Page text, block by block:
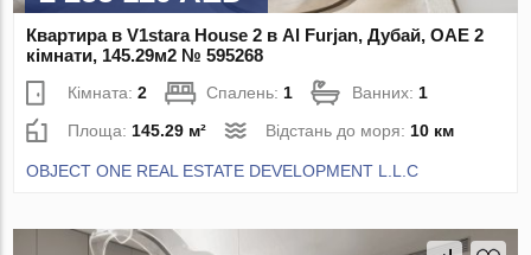
Квартира в V1stara House 2 в Al Furjan, Дубай, ОАЕ 2
кімнати, 145.29м2 № 595268
Кімната:2 Спалень: 1 Ванних: 1
Площа: 145.29 м² Відстань до моря: 10 км
OBJECT ONE REAL ESTATE DEVELOPMENT L.L.C